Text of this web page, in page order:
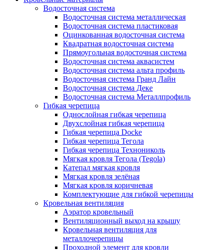
Водосточная система
Водосточная система металлическая
Водосточная система пластиковая
Оцинкованная водосточная система
Квадратная водосточная система
Прямоугольная водосточная система
Водосточная система аквасистем
Водосточная система альта профиль
Водосточная система Гранд Лайн
Водосточная система Деке
Водосточная система Металлпрофиль
Гибкая черепица
Однослойная гибкая черепица
Двухслойная гибкая черепица
Гибкая черепица Docke
Гибкая черепица Тегола
Гибкая черепица Технониколь
Мягкая кровля Тегола (Tegola)
Катепал мягкая кровля
Мягкая кровля зелёная
Мягкая кровля коричневая
Комплектующие для гибкой черепицы
Кровельная вентиляция
Аэратор кровельный
Вентиляционный выход на крышу
Кровельная вентиляция для
металлочерепицы
Проходной элемент для кровли